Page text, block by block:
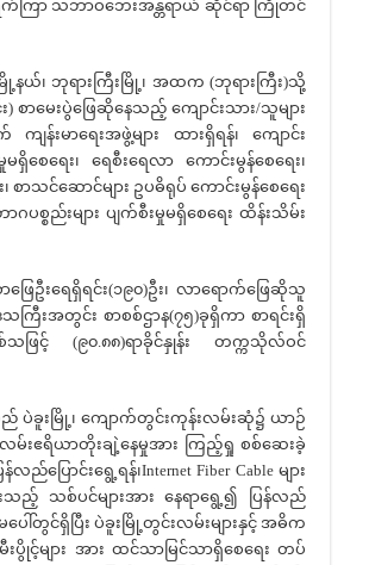
ြာ သဘာဝဘေးအန္တရာယ် ဆိုင်ရာ ကြိုတင်
၊ ဘုရားကြီးမြို့၊ အထက (ဘုရားကြီး)သို့
ာမေးပွဲဖြေဆိုနေသည့် ကျောင်းသား/သူများ
ျန်းမာရေးအဖွဲ့များ ထားရှိရန်၊ ကျောင်း
စေရေး၊ ရေစီးရေလာ ကောင်းမွန်စေရေး၊
စာသင်ဆောင်များ ဥပဓိရုပ် ကောင်းမွန်စေရေး
ပစ္စည်းများ ပျက်စီးမှုမရှိစေရေး ထိန်းသိမ်း
းရေရှိရင်း(၁၉၀)ဦး၊ လာရောက်ဖြေဆိုသူ
သကြီးအတွင်း စာစစ်ဌာန(၇၅)ခုရှိကာ စာရင်းရှိ
ဖြစ်သဖြင့် (၉၀.၈၈)ရာခိုင်နှုန်း တက္ကသိုလ်ဝင်
ခူးမြို့၊ ကျောက်တွင်းကုန်းလမ်းဆုံ၌ ယာဉ်
လမ်းဧရိယာတိုးချဲ့နေမှုအား ကြည့်ရှု စစ်ဆေးခဲ့
ောင်းရွေ့ရန်၊Internet Fiber Cable များ
ည့် သစ်ပင်များအား နေရာရွေ့၍ ပြန်လည်
ါ်တွင်ရှိပြီး ပဲခူးမြို့တွင်းလမ်းများနှင့် အဓိက
များ အား ထင်သာမြင်သာရှိစေရေး တပ်